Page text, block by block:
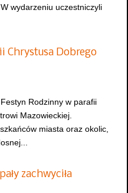
wydarzeniu uczestniczyli
Chrystusa Dobrego
Rodzinny w parafii
Mazowieckiej.
miasta oraz okolic,
zachwyciła